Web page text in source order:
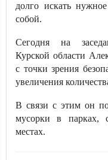
долго искать
собой.
Сегодня на
Курской области
с точки зрения
увеличения
В связи с этим он
мусорки в парках,
местах.